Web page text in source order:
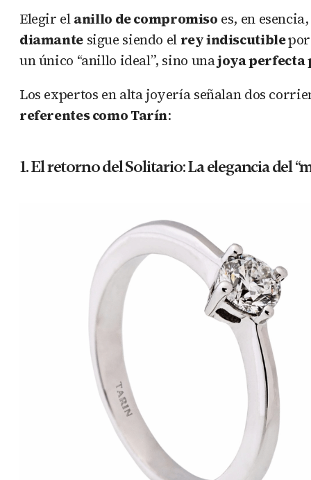
Elegir elanillo de compromiso es, en
diamantesigue siendo el rey indiscutible
un único “anillo ideal”, sino unajoya perfecta
Los expertos en alta joyería señalan dos
referentes como Tarín:
1. El retorno del Solitario: La elegancia del